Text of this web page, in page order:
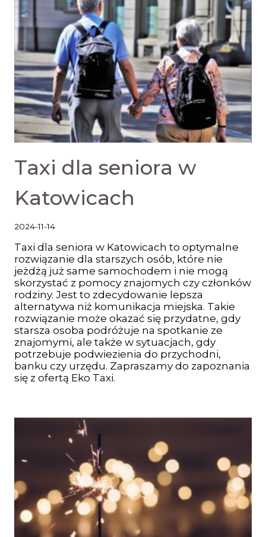
Taxi dla seniora w
Katowicach
2024-11-14
Taxi dla seniora w Katowicach to optymalne
rozwiązanie dla starszych osób, które nie
jeżdżą już same samochodem i nie mogą
skorzystać z pomocy znajomych czy członków
rodziny. Jest to zdecydowanie lepsza
alternatywa niż komunikacja miejska. Takie
rozwiązanie może okazać się przydatne, gdy
starsza osoba podróżuje na spotkanie ze
znajomymi, ale także w sytuacjach, gdy
potrzebuje podwiezienia do przychodni,
banku czy urzędu. Zapraszamy do zapoznania
się z ofertą Eko Taxi.